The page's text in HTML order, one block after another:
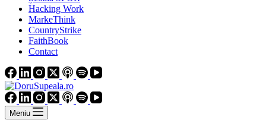
Hacking Work
MarkeThink
CountryStrike
FaithBook
Contact
Meniu